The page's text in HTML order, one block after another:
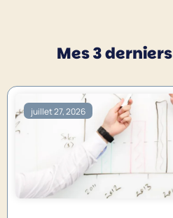
Mes 3 derniers
juillet 27, 2026